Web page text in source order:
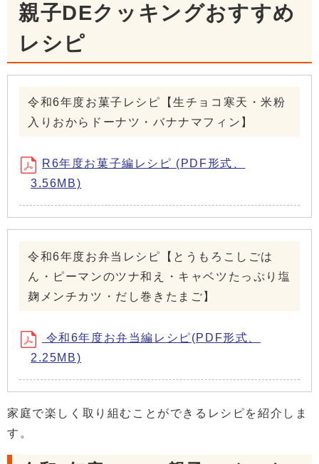
親子DEクッキングおすすめ
レシピ
令和6年度お菓子レシピ【生チョコ寒天・米粉
入りおからドーナツ・バナナマフィン】
R6年度お菓子編レシピ (PDF形式、
3.56MB)
令和6年度お弁当レシピ【とうもろこしごは
ん・ピーマンのツナ和え・キャベツたっぷり塩
麹メンチカツ・だし巻きたまご】
令和6年度お弁当編レシピ(PDF形式、
2.25MB)
家庭で楽しく取り組むことができるレシピを紹介しま
す。